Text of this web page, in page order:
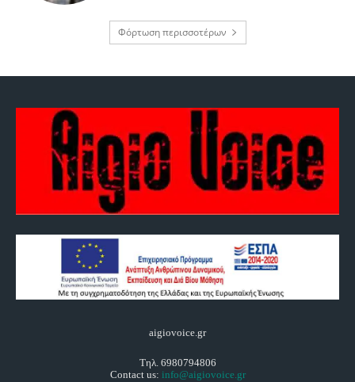
Φόρτωση περισσοτέρων
aigiovoice.gr
Τηλ. 6980794806
Contact us: info@aigiovoice.gr